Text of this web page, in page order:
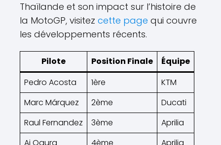
Thaïlande et son impact sur l’histoire de
la MotoGP, visitez cette page qui couvre
les développements récents.
Pilote Position Finale
Équipe
Pedro Acosta
1ère
KTM
Marc Márquez
2ème
Ducati
Raul Fernandez
3ème
Aprilia